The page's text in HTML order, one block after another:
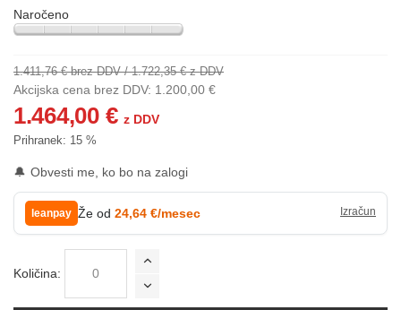
Naročeno
1.411,76 € brez DDV /1.722,35 € z DDV
Akcijska cena brez DDV: 1.200,00 €
1.464,00 € z DDV
Prihranek: 15 %
🔔 Obvesti me, ko bo na zalogi
leanpay Že od 24,64 €/mesec
Količina: